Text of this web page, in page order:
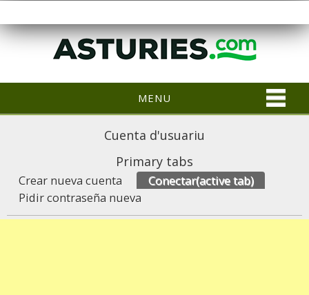
MENU
Cuenta d'usuariu
Primary tabs
Crear nueva cuenta Conectar(active tab)
Pidir contraseña nueva